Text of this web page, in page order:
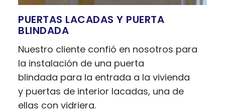
PUERTAS LACADAS Y PUERTA
BLINDADA
Nuestro cliente confió en nosotros para
la instalación de una puerta
blindada para la entrada a la vivienda
y puertas de interior lacadas, una de
ellas con vidriera.